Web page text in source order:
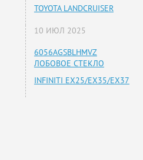
TOYOTA LANDCRUISER
10 ИЮЛ 2025
6056AGSBLHMVZ
ЛОБОВОЕ СТЕКЛО
INFINITI EX25/EX35/EX37